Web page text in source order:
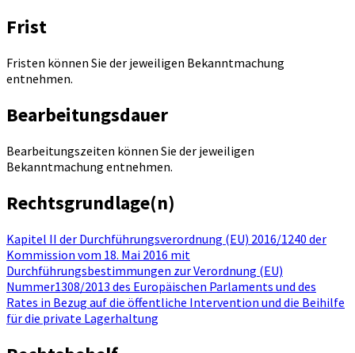
Frist
Fristen können Sie der jeweiligen Bekanntmachung
entnehmen.
Bearbeitungsdauer
Bearbeitungszeiten können Sie der jeweiligen
Bekanntmachung entnehmen.
Rechtsgrundlage(n)
Kapitel II der Durchführungsverordnung (EU) 2016/1240 der
Kommission vom 18. Mai 2016 mit
Durchführungsbestimmungen zur Verordnung (EU)
Nummer1308/2013 des Europäischen Parlaments und des
Rates in Bezug auf die öffentliche Intervention und die Beihilfe
für die private Lagerhaltung